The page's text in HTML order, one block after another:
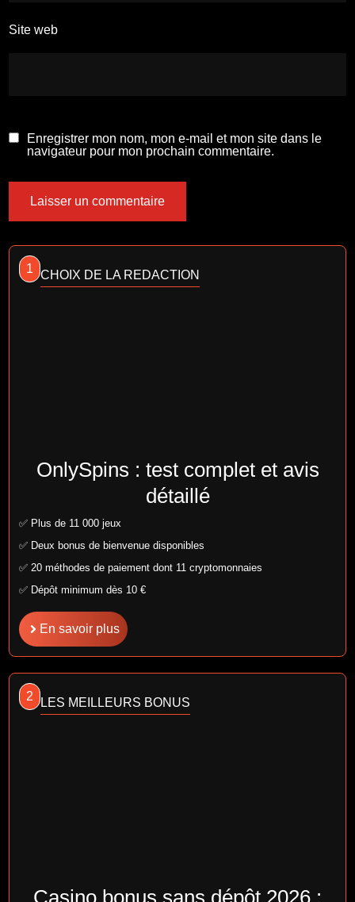
Site web
Enregistrer mon nom, mon e-mail et mon site dans le
navigateur pour mon prochain commentaire.
1 CHOIX DE LA REDACTION
OnlySpins : test complet et avis
détaillé
✅ Plus de 11 000 jeux
✅ Deux bonus de bienvenue disponibles
✅ 20 méthodes de paiement dont 11 cryptomonnaies
✅ Dépôt minimum dès 10 €
En savoir plus
2 LES MEILLEURS BONUS
Casino bonus sans dépôt 2026 :